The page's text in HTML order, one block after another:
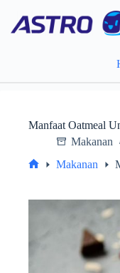
content
Manfaat Oatmeal
Makanan
Makanan